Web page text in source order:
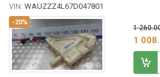
-20%
VIN: WAUZZZ4L67D047801
1
1